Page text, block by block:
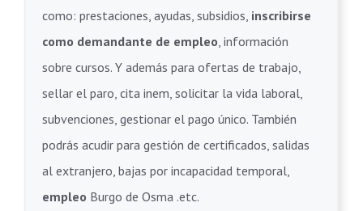
como: prestaciones, ayudas, subsidios, inscribirse
como demandante de empleo, información
sobre cursos. Y además para ofertas de trabajo,
sellar el paro, cita inem, solicitar la vida laboral,
subvenciones, gestionar el pago único. También
podrás acudir para gestión de certificados, salidas
al extranjero, bajas por incapacidad temporal,
empleo Burgo de Osma .etc.